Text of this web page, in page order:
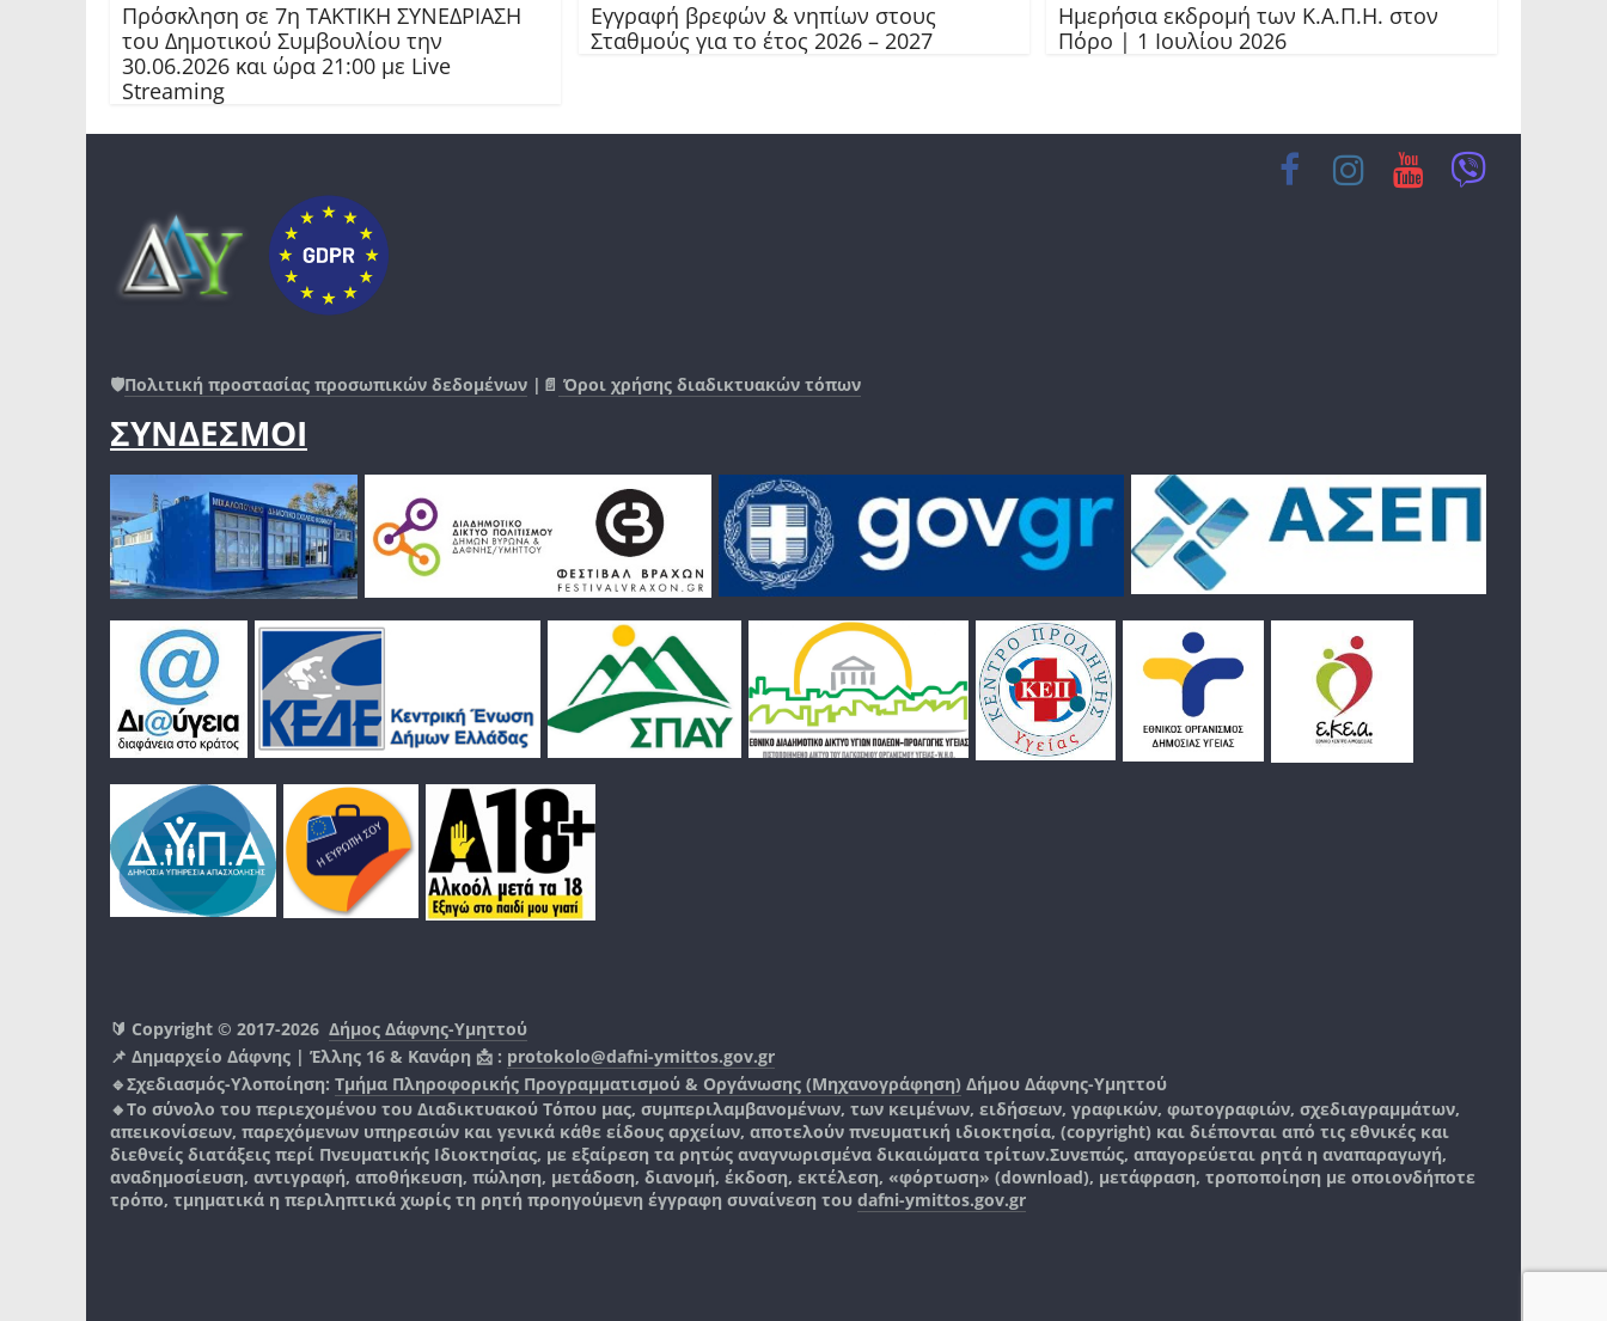
Πρόσκληση σε 7η ΤΑΚΤΙΚΗ ΣΥΝΕΔΡΙΑΣΗ
του Δημοτικού Συμβουλίου την
30.06.2026 και ώρα 21:00 με Live
Streaming
Εγγραφή βρεφών & νηπίων στους
Σταθμούς για το έτος 2026 – 2027
Ημερήσια εκδρομή των Κ.Α.Π.Η. στον
Πόρο | 1 Ιουλίου 2026
🛡️Πολιτική προστασίας προσωπικών δεδομένων |📄 Όροι χρήσης διαδικτυακών τόπων
ΣΥΝΔΕΣΜΟΙ
🔰 Copyright © 2017-2026 Δήμος Δάφνης-Υμηττού
📌 Δημαρχείο Δάφνης | Έλλης 16 & Κανάρη 📩 : protokolo@dafni-ymittos.gov.gr
🔹Σχεδιασμός-Υλοποίηση: Τμήμα Πληροφορικής Προγραμματισμού & Οργάνωσης (Μηχανογράφηση) Δήμου Δάφνης-Υμηττού
🔸Το σύνολο του περιεχομένου του Διαδικτυακού Τόπου μας, συμπεριλαμβανομένων, των κειμένων, ειδήσεων, γραφικών, φωτογραφιών, σχεδιαγραμμάτων,
απεικονίσεων, παρεχόμενων υπηρεσιών και γενικά κάθε είδους αρχείων, αποτελούν πνευματική ιδιοκτησία, (copyright) και διέπονται από τις εθνικές και
διεθνείς διατάξεις περί Πνευματικής Ιδιοκτησίας, με εξαίρεση τα ρητώς αναγνωρισμένα δικαιώματα τρίτων.Συνεπώς, απαγορεύεται ρητά η αναπαραγωγή,
αναδημοσίευση, αντιγραφή, αποθήκευση, πώληση, μετάδοση, διανομή, έκδοση, εκτέλεση, «φόρτωση» (download), μετάφραση, τροποποίηση με οποιονδήποτε
τρόπο, τμηματικά η περιληπτικά χωρίς τη ρητή προηγούμενη έγγραφη συναίνεση του dafni-ymittos.gov.gr